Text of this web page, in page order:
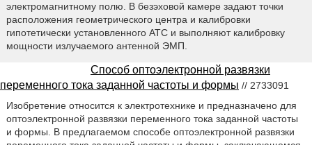
электромагнитному полю. В безэховой камере задают точки
расположения геометрического центра и калибровки
гипотетически установленного АТС и выполняют калибровку
мощности излучаемого антенной ЭМП.
Способ оптоэлектронной развязки
переменного тока заданной частоты и формы // 2733091
Изобретение относится к электротехнике и предназначено для
оптоэлектронной развязки переменного тока заданной частоты
и формы. В предлагаемом способе оптоэлектронной развязки